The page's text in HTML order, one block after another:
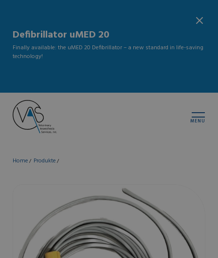
Defibrillator uMED 20
Finally available: the uMED 20 Defibrillator – a new standard in life-saving
technology!
MENU
Home Produkte